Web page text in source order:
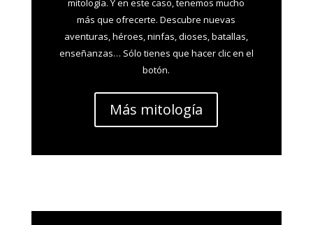
mitología. Y en este caso, tenemos mucho
más que ofrecerte. Descubre nuevas
aventuras, héroes, ninfas, dioses, batallas,
enseñanzas… Sólo tienes que hacer clic en el
botón.
Más mitología